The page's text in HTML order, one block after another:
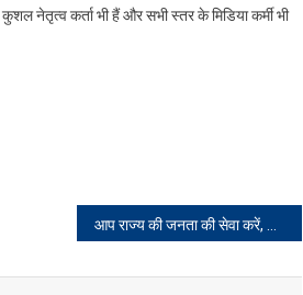
नेतृत्व कर्ता भी हैं और सभी स्तर के मिडिया कर्मी भी
आप राज्य की जनता की सेवा करें, सबके हितों का ध्यान सरकार रखेगी: मुख्यमंत्री हेमन्त सोरेन